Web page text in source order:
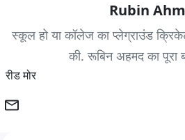
Rubin
स्कूल हो या कॉलेज का प्लेग्राउंड
की. रूबिन अहमद का
रीड मोर